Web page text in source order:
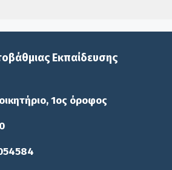
Εκπαίδευσης
1ος όροφος